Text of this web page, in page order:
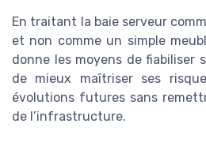
En traitant la baie serveur
et non comme un simple
donne les moyens de fiabiliser
de mieux maîtriser ses
évolutions futures sans
de l’infrastructure.